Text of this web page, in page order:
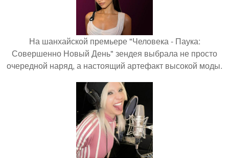
На шанхайской премьере "Человека - Паука:
Совершенно Новый День" зендея выбрала не просто
очередной наряд, а настоящий артефакт высокой моды.